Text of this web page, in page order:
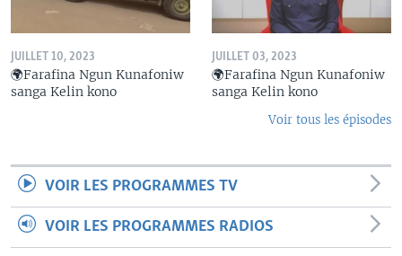
JUILLET 10, 2023
🌍Farafina Ngun Kunafoniw
sanga Kelin kono
JUILLET 03, 2023
🌍Farafina Ngun Kunafoniw
sanga Kelin kono
Voir tous les épisodes
VOIR LES PROGRAMMES TV
VOIR LES PROGRAMMES RADIOS